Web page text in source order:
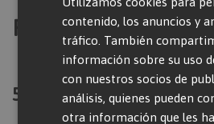
Pinchazo tamaño 1
50,00 €
contenido, los anuncios y
tráfico. También
información sobre su uso
con nuestros socios de
análisis, quienes pueden
otra información que les